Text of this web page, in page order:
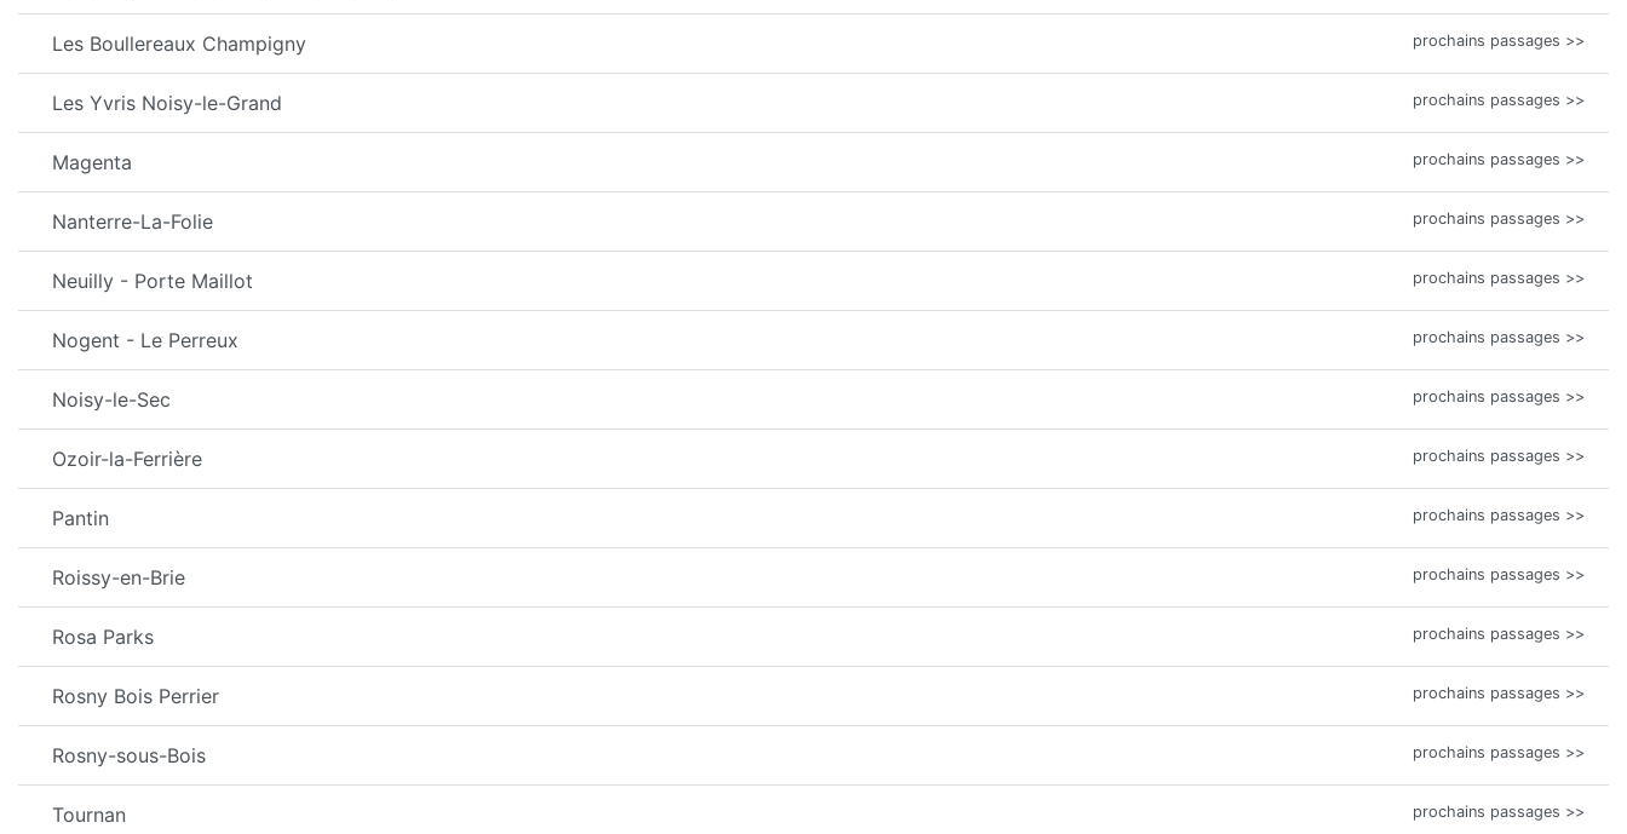
Les Boullereaux Champigny prochains passages >>
Les Yvris Noisy-le-Grand prochains passages >>
Magenta prochains passages >>
Nanterre-La-Folie prochains passages >>
Neuilly - Porte Maillot prochains passages >>
Nogent - Le Perreux prochains passages >>
Noisy-le-Sec prochains passages >>
Ozoir-la-Ferrière prochains passages >>
Pantin prochains passages >>
Roissy-en-Brie prochains passages >>
Rosa Parks prochains passages >>
Rosny Bois Perrier prochains passages >>
Rosny-sous-Bois prochains passages >>
Tournan prochains passages >>